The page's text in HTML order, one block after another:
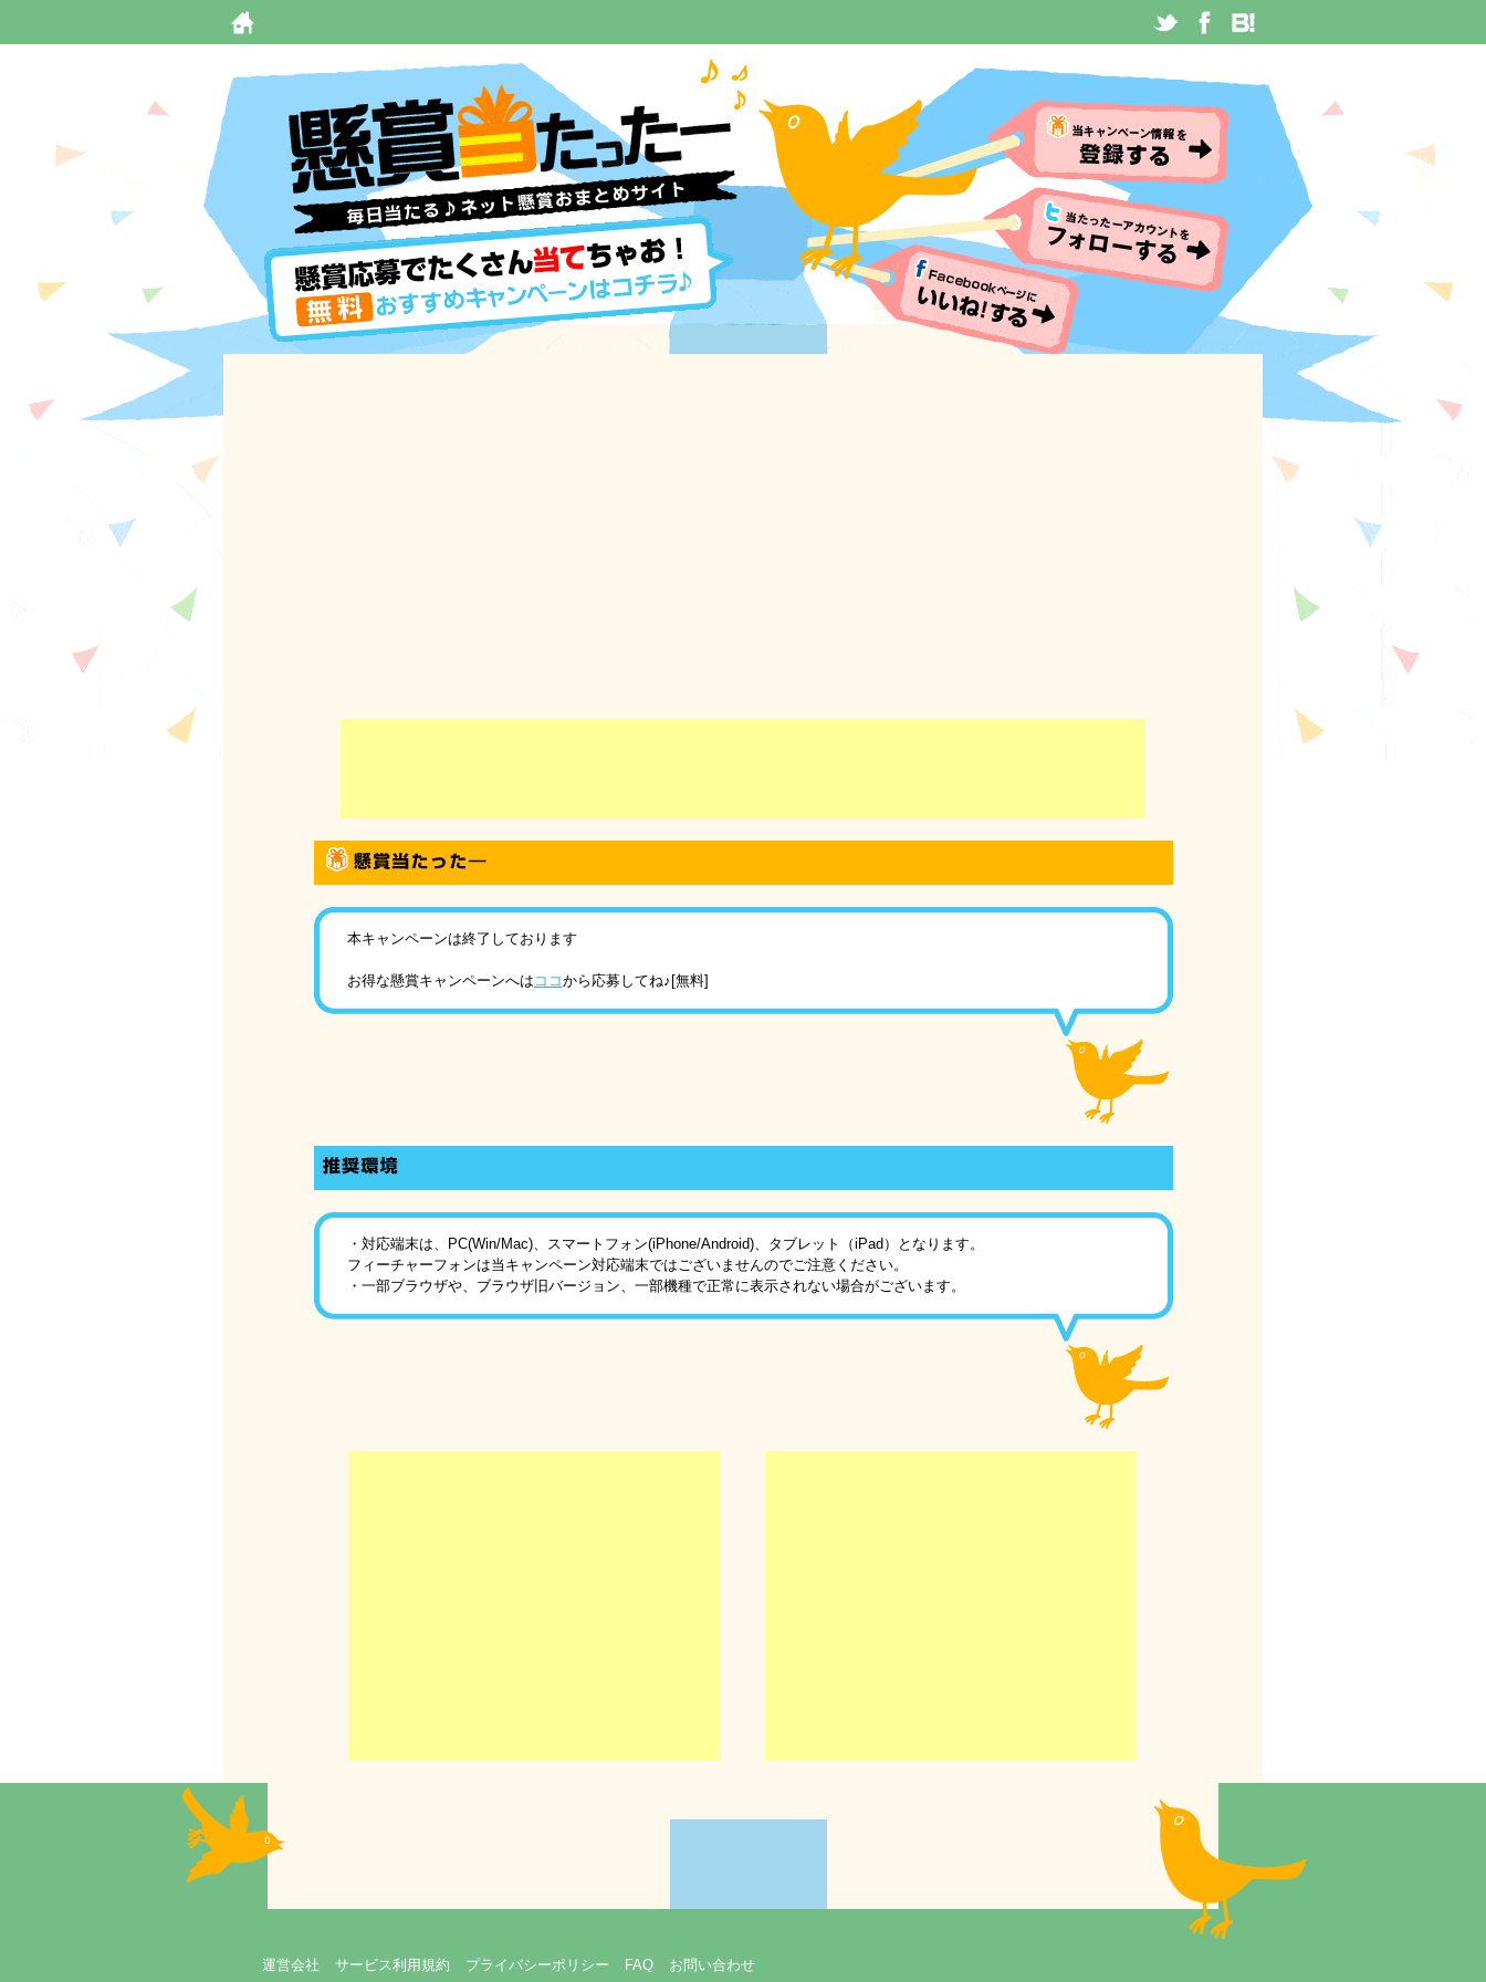
本キャンペーンは終了しております
お得な懸賞キャンペーンへは ココから応募してね♪[無料]
・対応端末は、PC(Win/Mac)、スマートフォン(iPhone/Android)、タブレット（iPad）となります。
フィーチャーフォンは当キャンペーン対応端末ではございませんのでご注意ください。
・一部ブラウザや、ブラウザ旧バージョン、一部機種で正常に表示されない場合がございます。
運営会社 サービス利用規約 プライバシーポリシー FAQ お問い合わせ